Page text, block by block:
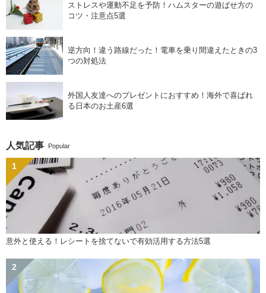
ストレスや運動不足を予防！ハムスターの遊ばせ方の
コツ・注意点5選
逆方向！違う路線だった！電車を乗り間違えたときの3
つの対処法
外国人友達へのプレゼントにおすすめ！海外で喜ばれ
る日本のお土産6選
人気記事 Popular
意外と使える！レシートを捨てないで有効活用する方法5選